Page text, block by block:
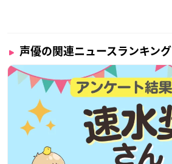
声優の関連ニュースランキング